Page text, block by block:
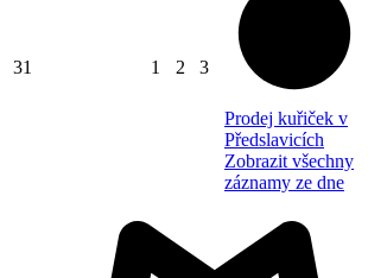
31 1 2 3
Prodej kuřiček v
Předslavicích
Zobrazit všechny
záznamy ze dne